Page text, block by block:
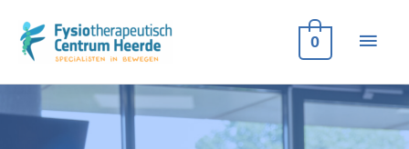
naar
0